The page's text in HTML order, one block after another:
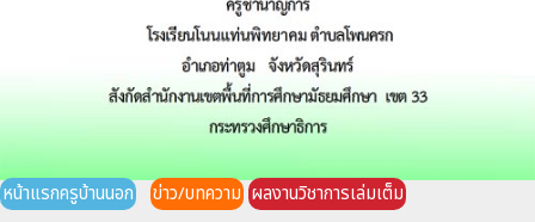
หน้าแรกครูบ้านนอก ข่าว/บทความ ผลงานวิชาการเล่มเต็ม